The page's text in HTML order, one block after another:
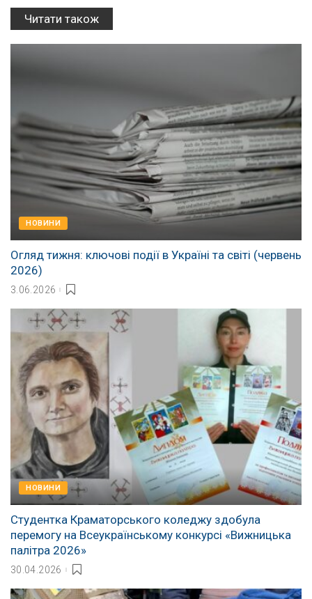
Читати також
НОВИНИ
Огляд тижня: ключові події в Україні та світі (червень
2026)
3.06.2026
НОВИНИ
Студентка Краматорського коледжу здобула
перемогу на Всеукраїнському конкурсі «Вижницька
палітра 2026»
30.04.2026